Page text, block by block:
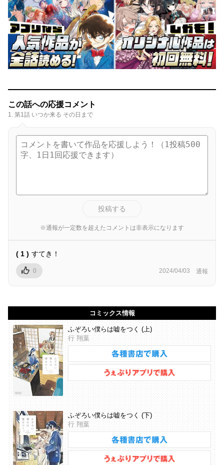
この話への応援コメント
1. 第1話 いつか来る その日まで
投稿する
※通報が一定数を超えたコメントは非表示になります
( 1 ) すてき！
0 2024/04/03 通報
コミックス情報
ふぞろい僕らは嘘をつく (上)
行 翔葉
ふぞろい僕らは嘘をつく (下)
行 翔葉